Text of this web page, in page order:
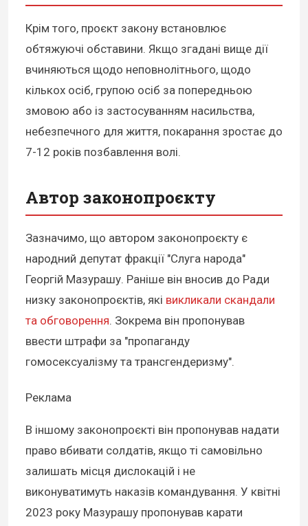
Крім того, проєкт закону встановлює
обтяжуючі обставини. Якщо згадані вище дії
вчиняються щодо неповнолітнього, щодо
кількох осіб, групою осіб за попередньою
змовою або із застосуванням насильства,
небезпечного для життя, покарання зростає до
7-12 років позбавлення волі.
Автор законопроєкту
Зазначимо, що автором законопроєкту є
народний депутат фракції "Слуга народа"
Георгій Мазурашу. Раніше він вносив до Ради
низку законопроєктів, які викликали скандали
та обговорення. Зокрема він пропонував
ввести штрафи за "пропаганду
гомосексуалізму та трансгендеризму".
Реклама
В іншому законопроєкті він пропонував надати
право вбивати солдатів, якщо ті самовільно
залишать місця дислокацій і не
виконуватимуть наказів командування. У квітні
2023 року Мазурашу пропонував карати